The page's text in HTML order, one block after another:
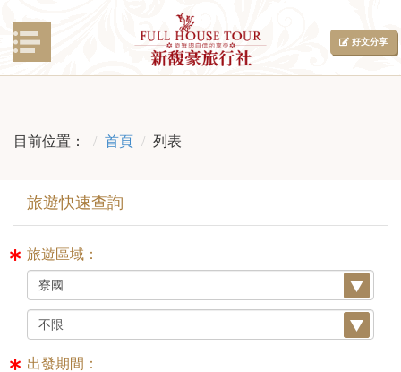
好文分享
目前位置： 首頁 列表
旅遊區域：
出發期間：